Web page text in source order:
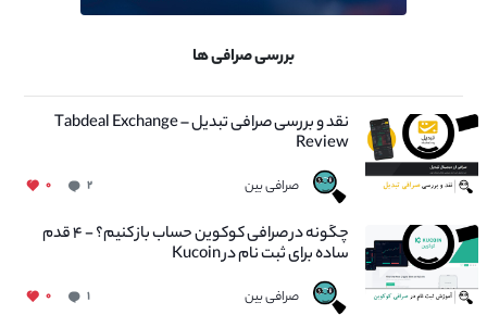
بررسی صرافی ها
نقد و بررسی صرافی تبدیل – Tabdeal Exchange
Review
صرافی بین ۲ ۰
چگونه در صرافی کوکوین حساب باز کنیم؟ - ۴ قدم
ساده برای ثبت نام در Kucoin
صرافی بین ۱ ۰